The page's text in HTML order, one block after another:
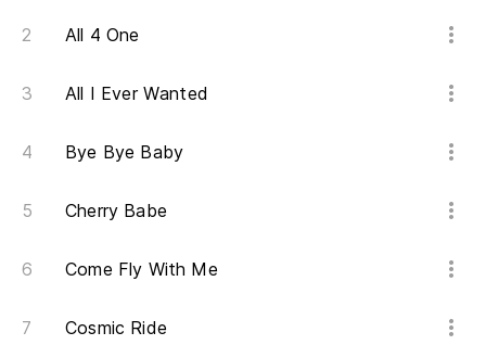
All 4 One
All I Ever Wanted
Bye Bye Baby
Cherry Babe
Come Fly With Me
Cosmic Ride